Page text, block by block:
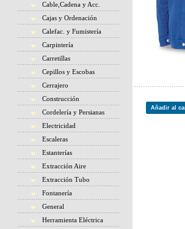
Cable,Cadena y Acc.
Cajas y Ordenación
Calefac. y Fumistería
Carpintería
Carretillas
Cepillos y Escobas
Cerrajero
Construcción
Cordelería y Persianas
Electricidad
Escaleras
Estanterías
Extracción Aire
Extracción Tubo
Fontanería
General
Herramienta Eléctrica
Añadir al